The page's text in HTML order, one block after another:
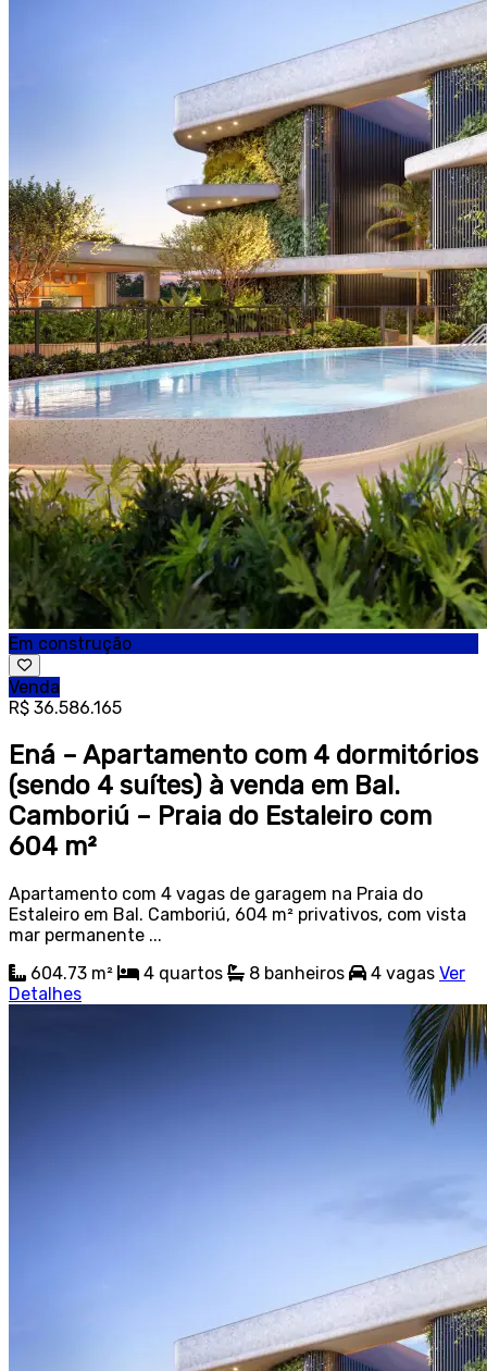
Em construção
Venda
R$ 36.586.165
Ená – Apartamento com 4 dormitórios
(sendo 4 suítes) à venda em Bal.
Camboriú – Praia do Estaleiro com
604 m²
Apartamento com 4 vagas de garagem na Praia do
Estaleiro em Bal. Camboriú, 604 m² privativos, com vista
mar permanente ...
604.73 m²
4 quartos 8 banheiros 4 vagas Ver
Detalhes